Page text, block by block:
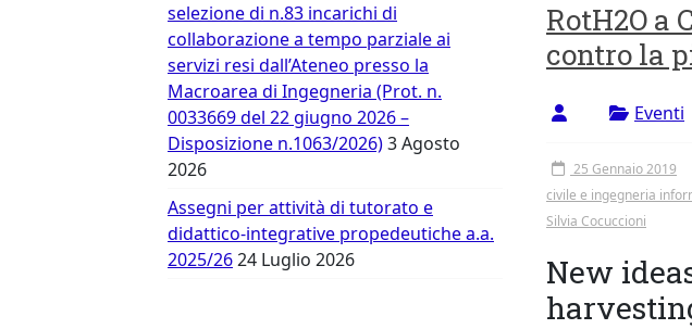
RotH2O
contro la
Eventi
25 Gennaio 2019
civile e ingegneria
Silvia Cocuccioni
New
selezione di n.83 incarichi di
collaborazione a tempo parziale ai
servizi resi dall’Ateneo presso la
Macroarea di Ingegneria (Prot. n.
0033669 del 22 giugno 2026 –
Disposizione n.1063/2026)3 Agosto
2026
Assegni per attività di tutorato e
didattico-integrative propedeutiche a.a.
2025/2624 Luglio 2026